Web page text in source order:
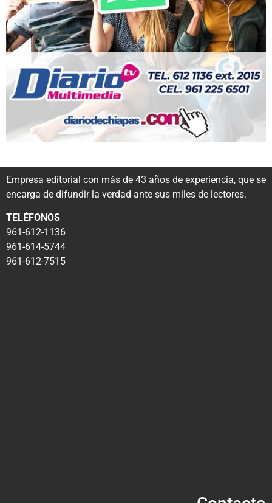
Empresa editorial con más de 43 años de experiencia, que se
encarga de difundir la verdad ante sus miles de lectores.
TELÉFONOS
961-612-1136
961-614-5744
961-612-7515